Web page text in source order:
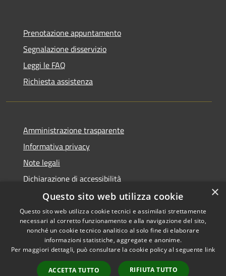
Prenotazione appuntamento
Segnalazione disservizio
Leggi le FAQ
Richiesta assistenza
Amministrazione trasparente
Informativa privacy
Note legali
Dichiarazione di accessibilità
Accessibilità
Privacy
Copyright © 2026 • Comune di
Recanati • Powered by
Municipium•Accesso
redazione
×
Questo sito web utilizza cookie
Questo sito web utilizza cookie tecnici e assimilati strettamente
necessari al corretto funzionamento e alla navigazione del sito,
nonché un cookie tecnico analitico al solo fine di elaborare
informazioni statistiche, aggregate e anonime.
Per maggiori dettagli, può consultare la cookie policy al seguente link
ACCETTA TUTTO RIFIUTA TUTTO